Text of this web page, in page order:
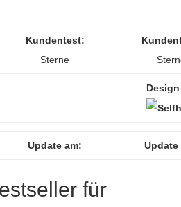
Kundentest:
Sterne
Update am: Update
für